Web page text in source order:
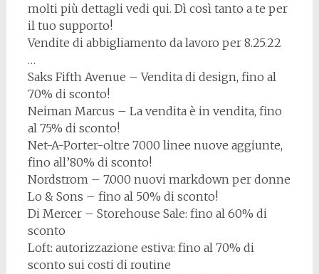
molti più dettagli vedi qui. Dì così tanto a te per
il tuo supporto!
Vendite di abbigliamento da lavoro per 8.25.22
…
Saks Fifth Avenue – Vendita di design, fino al
70% di sconto!
Neiman Marcus – La vendita è in vendita, fino
al 75% di sconto!
Net-A-Porter-oltre 7000 linee nuove aggiunte,
fino all’80% di sconto!
Nordstrom – 7.000 nuovi markdown per donne
Lo & Sons – fino al 50% di sconto!
Di Mercer – Storehouse Sale: fino al 60% di
sconto
Loft: autorizzazione estiva: fino al 70% di
sconto sui costi di routine